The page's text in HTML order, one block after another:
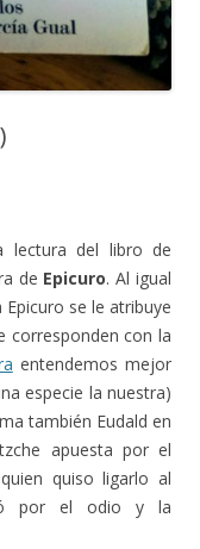
lectura del libro de
de Epicuro. Al igual
se le atribuye
corresponden con la
entendemos mejor
especie la nuestra)
también Eudald en
apuesta por el
quiso ligarlo al
por el odio y la